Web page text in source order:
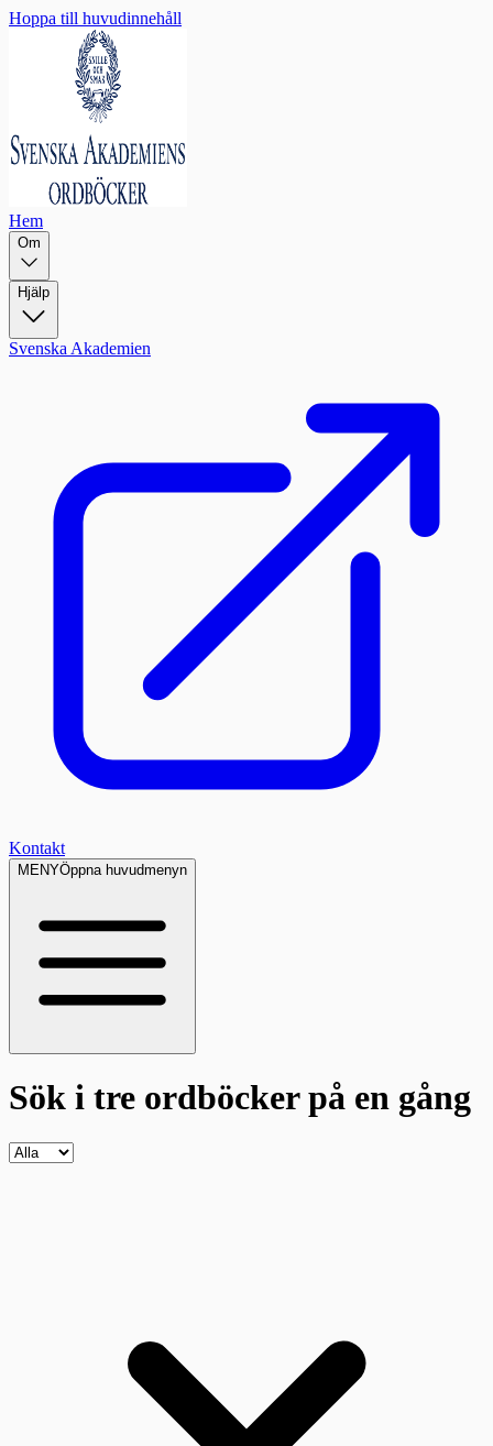
Hoppa till huvudinnehåll
Hem
Om
Hjälp
Svenska Akademien
Kontakt
MENYÖppna huvudmenyn
Sök i tre ordböckerpå en gång